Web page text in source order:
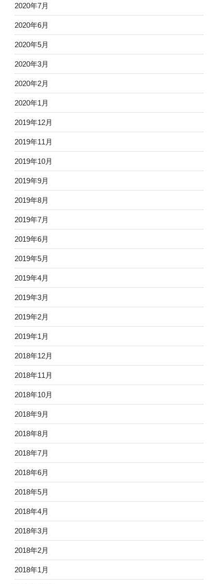
2020年7月
2020年6月
2020年5月
2020年3月
2020年2月
2020年1月
2019年12月
2019年11月
2019年10月
2019年9月
2019年8月
2019年7月
2019年6月
2019年5月
2019年4月
2019年3月
2019年2月
2019年1月
2018年12月
2018年11月
2018年10月
2018年9月
2018年8月
2018年7月
2018年6月
2018年5月
2018年4月
2018年3月
2018年2月
2018年1月